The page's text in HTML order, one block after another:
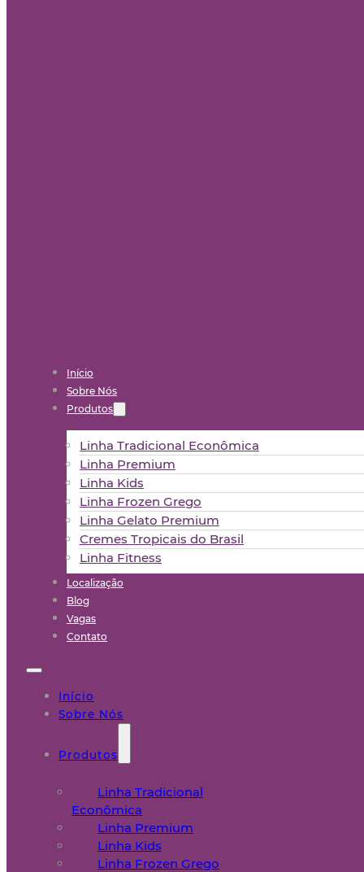
Início
Sobre Nós
Produtos
Linha Tradicional Econômica
Linha Premium
Linha Kids
Linha Frozen Grego
Linha Gelato Premium
Cremes Tropicais do Brasil
Linha Fitness
Localização
Blog
Vagas
Contato
Início
Sobre Nós
Produtos
Linha Tradicional
Econômica
Linha Premium
Linha Kids
Linha Frozen Grego